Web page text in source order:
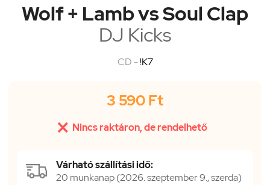
Wolf + Lamb vs Soul Clap
DJ Kicks
CD -!K7
3 590 Ft
 Nincs raktáron, de rendelhető
Várható szállítási idő:
20 munkanap (2026. szeptember 9., szerda)